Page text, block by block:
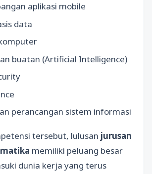
aplikasi mobile
data
buatan (Artificial Intelligence)
perancangan sistem informasi
tersebut, lulusan jurusan
memiliki peluang besar
dunia kerja yang terus